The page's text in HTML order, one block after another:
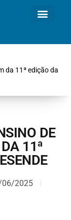
da 11ª edição da
DE
11ª
06/2025